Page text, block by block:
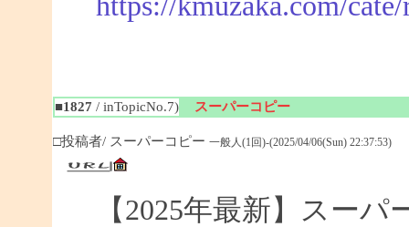
■1827 / inTopicNo.7) スーパーコピー
□投稿者/ スーパーコピー 一般人(1回)-(2025/04/06(Sun) 22:37:53)
【2025年最新】スー